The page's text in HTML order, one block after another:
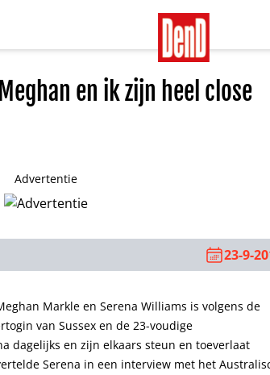
en ik zijn heel close
Advertentie
23-9-
Markle en Serena Williams is volgens de
van Sussex en de 23-voudige
dagelijks en zijn elkaars steun en toeverlaat
Serena in een interview met het